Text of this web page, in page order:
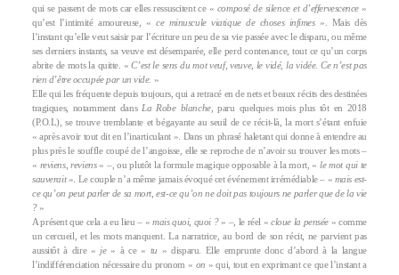
qui se passent de mots car elles ressuscitent ce « composé de silence et d’effervescence »
qu’est l’intimité amoureuse, «ce minuscule viatique de choses infimes». Mais dès
l’instant qu’elle veut saisir par l’écriture un peu de sa vie passée avec le disparu, ou même
ses derniers instants, sa veuve est désemparée, elle perd contenance, tout ce qu’un corps
abrite de mots la quitte. «C’est le sens du mot veuf, veuve, le vidé, la vidée. Ce n’est pas
rien d’être occupée par un vide. »
Elle qui les fréquente depuis toujours, qui a retracé en de nets et beaux récits des destinées
tragiques, notamment dans La Robe blanche, paru quelques mois plus tôt en 2018
(P.O.L), se trouve tremblante et bégayante au seuil de ce récit-là, la mort s’étant enfuie
« après avoir tout dit en l’inarticulant ». Dans un phrasé haletant qui donne à entendre au
plus près le souffle coupé de l’angoisse, elle se reproche de n’avoir su trouver les mots –
« reviens, reviens» –, ou plutôt la formule magique opposable à la mort, « le mot qui te
sauverait ». Le couple n’a même jamais évoqué cet événement irrémédiable – « mais est-
ce qu’on peut parler de sa mort, est-ce qu’on ne doit pas toujours ne parler que de la vie
?»
A présent que cela a eu lieu – « mais quoi, quoi ?» –, le réel « cloue la pensée» comme
un cercueil, et les mots manquent. La narratrice, au bord de son récit, ne parvient pas
aussitôt à dire « je » à ce « tu » disparu. Elle emprunte donc d’abord à la langue
l’indifférenciation nécessaire du pronom « on » qui, tout en exprimant ce que l’instant a